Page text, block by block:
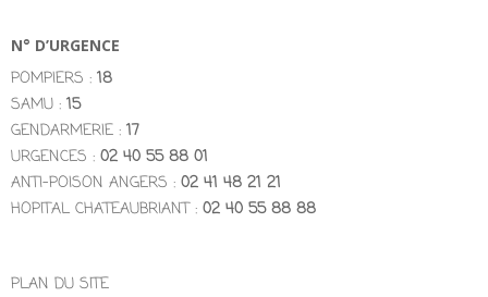
N° D’URGENCE
POMPIERS : 18
SAMU : 15
GENDARMERIE : 17
URGENCES : 02 40 55 88 01
ANTI-POISON ANGERS : 02 41 48 21 21
HOPITAL CHATEAUBRIANT : 02 40 55 88 88
PLAN DU SITE